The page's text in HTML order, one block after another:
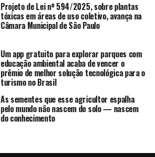
Projeto de Lei nº 594/2025, sobre plantas
tóxicas em áreas de uso coletivo, avança na
Câmara Municipal de São Paulo
Um app gratuito para explorar parques com
educação ambiental acaba de vencer o
prêmio de melhor solução tecnológica para o
turismo no Brasil
As sementes que esse agricultor espalha
pelo mundo não nascem do solo — nascem
do conhecimento